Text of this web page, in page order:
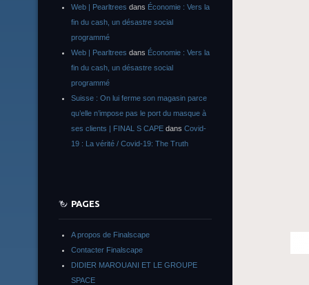
Web | Pearltrees dans Économie : Vers la
fin du cash, un désastre social
programmé
Web | Pearltrees dans Économie : Vers la
fin du cash, un désastre social
programmé
Suisse : On lui ferme son magasin parce
qu’elle n’impose pas le port du masque à
ses clients | FINAL S CAPE dans Covid-
19 : La vérité / Covid-19: The Truth
PAGES
A propos de Finalscape
Contacter Finalscape
DIDIER MAROUANI ET LE GROUPE
SPACE